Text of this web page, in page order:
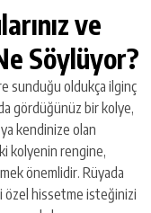
ve
Söylüyor?
sunduğu oldukça ilginç
gördüğünüz bir kolye,
kendinize olan
kolyenin rengine,
önemlidir. Rüyada
özel hissetme isteğinizi